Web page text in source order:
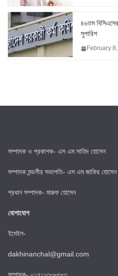
৪৬তম
সুপারিশ
February
সম্পাদক ও প্রকাশক- এস এম সাহিদ হোসেন
সম্পাদক মন্ডলীর সভাপতি- এস এম জাকির হোসেন
প্রধান সম্পাদক- মারুফ হোসেন
যোগাযোগ
ইমেইল-
dakhinanchal@gmail.com